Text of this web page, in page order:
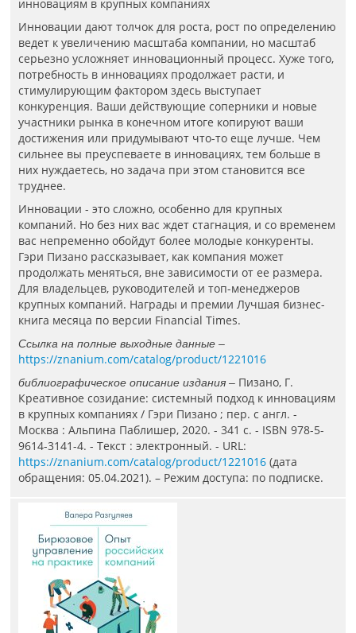
инновациям в крупных компаниях
Инновации дают толчок для роста, рост по определению
ведет к увеличению масштаба компании, но масштаб
серьезно усложняет инновационный процесс. Хуже того,
потребность в инновациях продолжает расти, и
стимулирующим фактором здесь выступает
конкуренция. Ваши действующие соперники и новые
участники рынка в конечном итоге копируют ваши
достижения или придумывают что-то еще лучше. Чем
сильнее вы преуспеваете в инновациях, тем больше в
них нуждаетесь, но задача при этом становится все
труднее.
Инновации - это сложно, особенно для крупных
компаний. Но без них вас ждет стагнация, и со временем
вас непременно обойдут более молодые конкуренты.
Гэри Пизано рассказывает, как компания может
продолжать меняться, вне зависимости от ее размера.
Для владельцев, руководителей и топ-менеджеров
крупных компаний. Награды и премии Лучшая бизнес-
книга месяца по версии Financial Times.
Ссылка на полные выходные данные –
https://znanium.com/catalog/product/1221016
библиографическое описание издания – Пизано, Г.
Креативное созидание: системный подход к инновациям
в крупных компаниях / Гэри Пизано ; пер. с англ. -
Москва : Альпина Паблишер, 2020. - 341 с. - ISBN 978-5-
9614-3141-4. - Текст : электронный. - URL:
https://znanium.com/catalog/product/1221016 (дата
обращения: 05.04.2021). – Режим доступа: по подписке.